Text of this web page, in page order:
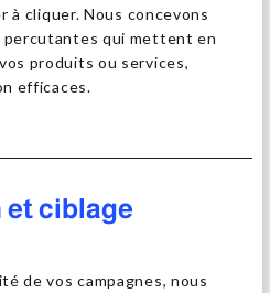
cliquer. Nous concevons
percutantes qui mettent en
produits ou services,
efficaces.
et ciblage
de vos campagnes, nous